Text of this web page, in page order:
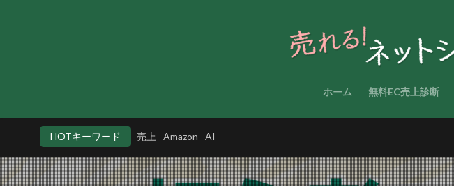
ホーム 無料EC売上診断
HOTキーワード 売上 Amazon AI